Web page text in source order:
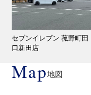
セブンイレブン 菰野町田
口新田店
Map地図